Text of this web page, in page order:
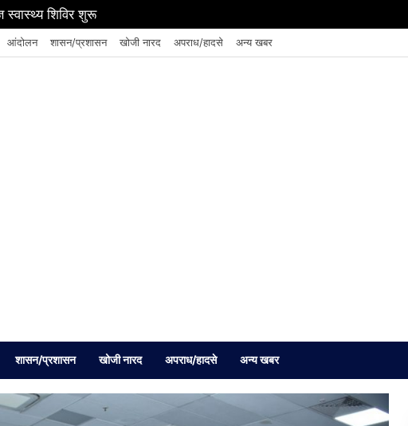
स्वास्थ्य शिविर शुरू
आंदोलन शासन/प्रशासन खोजी नारद अपराध/हादसे अन्य खबर
शासन/प्रशासन खोजी नारद अपराध/हादसे अन्य खबर